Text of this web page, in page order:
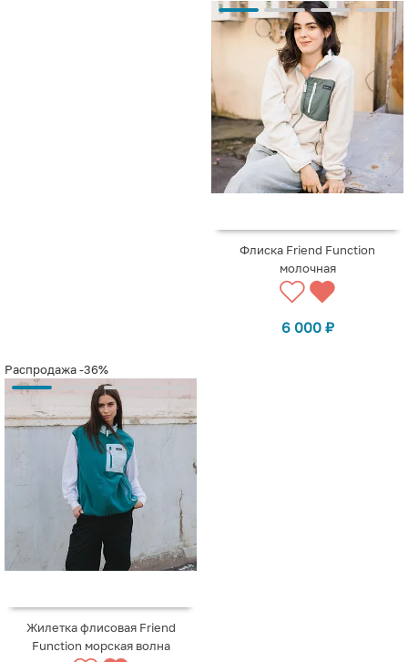
Флиска Friend Function
молочная
6 000 ₽
Распродажа-36%
Жилетка флисовая Friend
Function морская волна